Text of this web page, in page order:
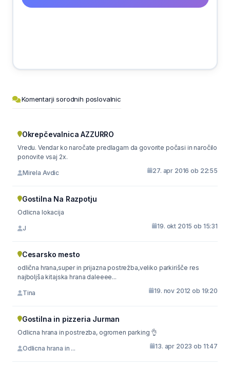
Komentarji sorodnih poslovalnic
Okrepčevalnica AZZURRO
Vredu. Vendar ko naročate predlagam da govorite počasi in naročilo
ponovite vsaj 2x.
Mirela Avdic 27. apr 2016 ob 22:55
Gostilna Na Razpotju
Odlicna lokacija
J 19. okt 2015 ob 15:31
Cesarsko mesto
odlična hrana,super in prijazna postrežba,veliko parkirišče res
najboljša kitajska hrana daleeee...
Tina 19. nov 2012 ob 19:20
Gostilna in pizzeria Jurman
Odlicna hrana in postrezba, ogromen parking 👌
Odlicna hrana in ... 13. apr 2023 ob 11:47